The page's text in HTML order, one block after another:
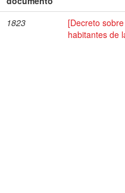
1823
[Decreto
habitantes de